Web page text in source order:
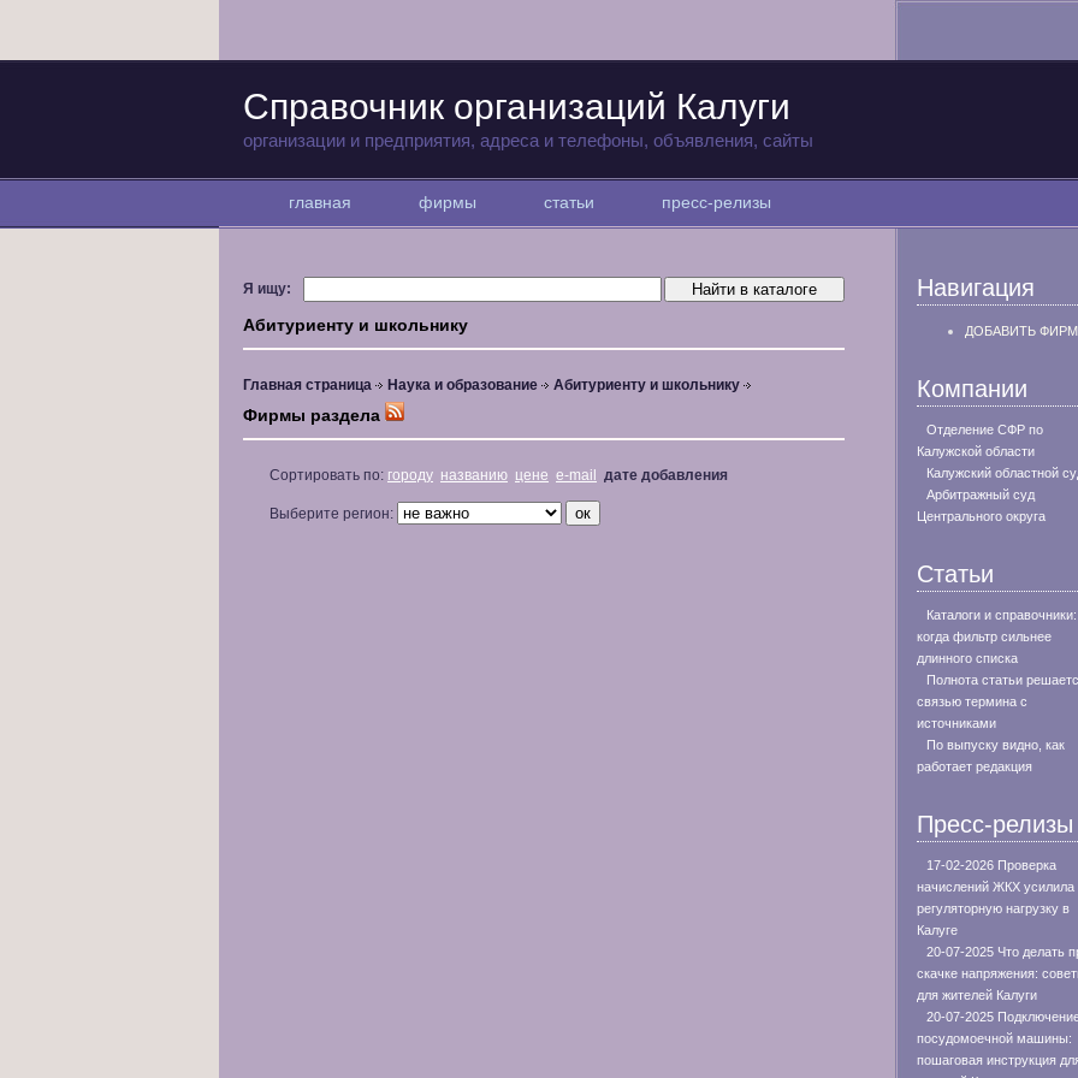
Справочник организаций Калуги
организации и предприятия, адреса и телефоны, объявления, сайты
главная фирмы статьи пресс-релизы
Я ищу:
Абитуриенту и школьнику
Главная страница Наука и образование Абитуриенту и школьнику
Фирмы раздела
Сортировать по: городу названию цене e-mail дате добавления
Выберите регион:
Навигация
ДОБАВИТЬ
Компании
Отделение СФР по
Калужской области
Калужский областной
Арбитражный суд
Центрального округа
Статьи
Каталоги и справочники:
когда фильтр сильнее
длинного списка
Полнота статьи
связью термина с
источниками
По выпуску видно, как
работает редакция
Пресс-релизы
17-02-2026 Проверка
начислений ЖКХ усилила
регуляторную нагрузку в
Калуге
20-07-2025 Что делать
скачке напряжения:
для жителей Калуги
20-07-2025
посудомоечной машины:
пошаговая инструкция